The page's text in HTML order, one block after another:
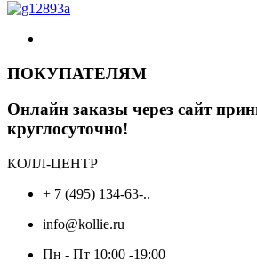
ПОКУПАТЕЛЯМ
Онлайн заказы через сайт
круглосуточно!
КОЛЛ-ЦЕНТР
+ 7 (495) 134-63-..
info@kollie.ru
Пн - Пт 10:00 -19:00